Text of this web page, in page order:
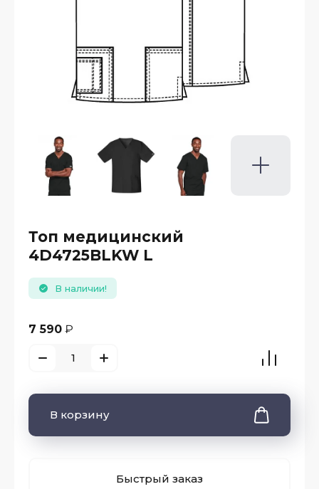
Топ медицинский
4D4725BLKW L
В наличии!
7 590 ₽
В корзину
Быстрый заказ